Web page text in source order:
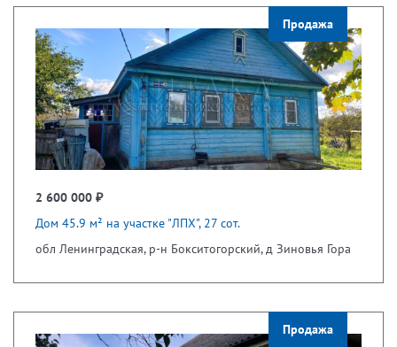
Продажа
2 600 000 ₽
Дом 45.9 м² на участке "ЛПХ", 27 сот.
обл Ленинградская, р-н Бокситогорский, д Зиновья Гора
Продажа